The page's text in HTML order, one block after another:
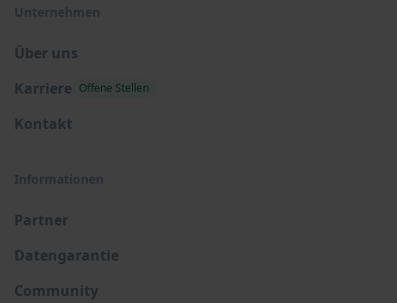
Unternehmen
Über uns
Karriere Offene Stellen
Kontakt
Informationen
Partner
Datengarantie
Community